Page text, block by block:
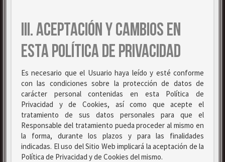
III. ACEPTACIÓN Y CAMBIOS EN
ESTA POLÍTICA DE PRIVACIDAD
Es necesario que el Usuario haya leído y esté conforme
con las condiciones sobre la protección de datos de
carácter personal contenidas en esta Política de
Privacidad y de Cookies, así como que acepte el
tratamiento de sus datos personales para que el
Responsable del tratamiento pueda proceder al mismo en
la forma, durante los plazos y para las finalidades
indicadas. El uso del Sitio Web implicará la aceptación de la
Política de Privacidad y de Cookies del mismo.